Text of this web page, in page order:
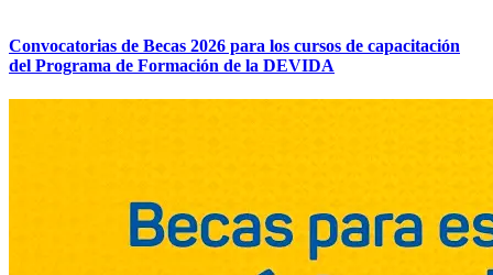
Convocatorias de Becas 2026 para los cursos de capacitación
del Programa de Formación de la DEVIDA